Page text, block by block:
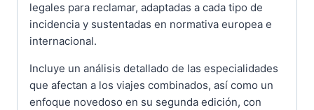
legales para reclamar, adaptadas a cada tipo de
incidencia y sustentadas en normativa europea e
internacional.
Incluye un análisis detallado de las especialidades
que afectan a los viajes combinados, así como un
enfoque novedoso en su segunda edición, con